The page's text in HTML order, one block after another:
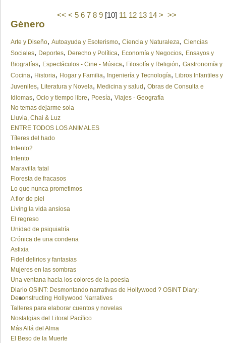
<< < 5 6 7 8 9[10] 11 12 13 14 > >>
Género
Arte y Diseño, Autoayuda y Esoterismo, Ciencia y Naturaleza, Ciencias
Sociales, Deportes, Derecho y Política, Economía y Negocios, Ensayos y
Biografías, Espectáculos - Cine - Música, Filosofía y Religión, Gastronomía y
Cocina, Historia, Hogar y Familia, Ingeniería y Tecnología, Libros Infantiles y
Juveniles, Literatura y Novela, Medicina y salud , Obras de Consulta e
Idiomas, Ocio y tiempo libre, Poesía, Viajes - Geografía
No temas dejarme sola
Lluvia, Chai & Luz
ENTRE TODOS LOS ANIMALES
Títeres del hado
Intento2
Intento
Maravilla fatal
Floresta de fracasos
Lo que nunca prometimos
A flor de piel
Living la vida ansiosa
El regreso
Unidad de psiquiatría
Crónica de una condena
Asfixia
Fidel delirios y fantasias
Mujeres en las sombras
Una ventana hacia los colores de la poesía
Diario OSINT: Desmontando narrativas de Hollywood ? OSINT Diary:
Deconstructing Hollywood Narratives
Talleres para elaborar cuentos y novelas
Nostalgias del Litoral Pacífico
Más Allá del Alma
El Beso de la Muerte